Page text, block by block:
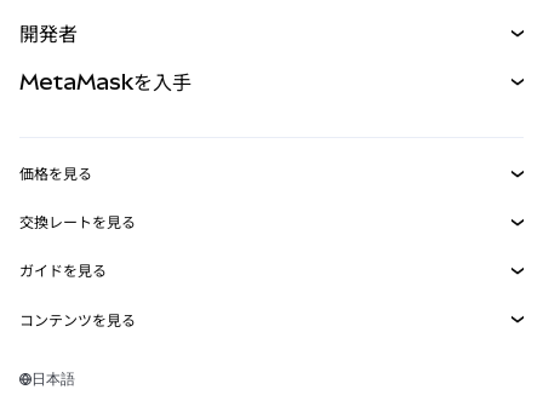
パーペチュアル
RWA
開発者
MetaMask Connect
Snaps
Web3サービス
MetaMaskを入手
セキュリティ
サポート
キャリア
価格を見る
イーサリアムの価格
Solanaの価格
Tetherの価格
交換レートを見る
ETH→USD
USDT→INR
BTC→INR
ガイドを見る
ETHの購入
コンテンツを見る
Solanaウォレット
日本語